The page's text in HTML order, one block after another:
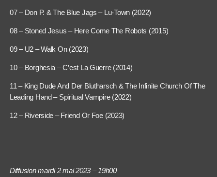
07 – Don P. & The Blue Jags – Lu-Town (2022)
08 – Stoned Jesus – Here Come The Robots (2015)
09 – U2 – Walk On (2023)
10 – Borghesia – C’est La Guerre (2014)
11 – King Dude And Der Blutharsch & The Infinite Church Of The
Leading Hand – Spiritual Vampire (2022)
12 – Riverside – Friend Or Foe (2023)
Diffusion mardi 2 mai 2023 – 19h00